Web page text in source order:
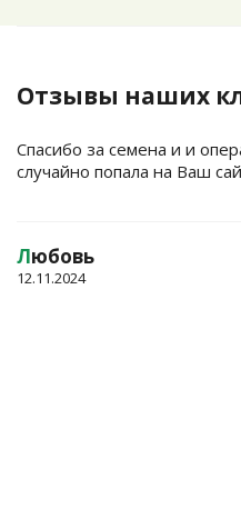
Отзывы наших
Спасибо за семена и и
случайно попала на Ваш
Любовь
12.11.2024